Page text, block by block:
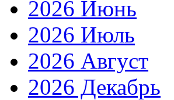
2026 Июнь
2026 Июль
2026 Август
2026 Декабрь